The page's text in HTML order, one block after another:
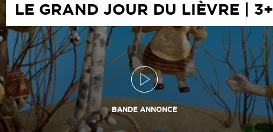
LE GRAND JOUR DU LIÈVRE | 3+
BANDE ANNONCE